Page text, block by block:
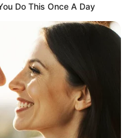
Do This Once A Day